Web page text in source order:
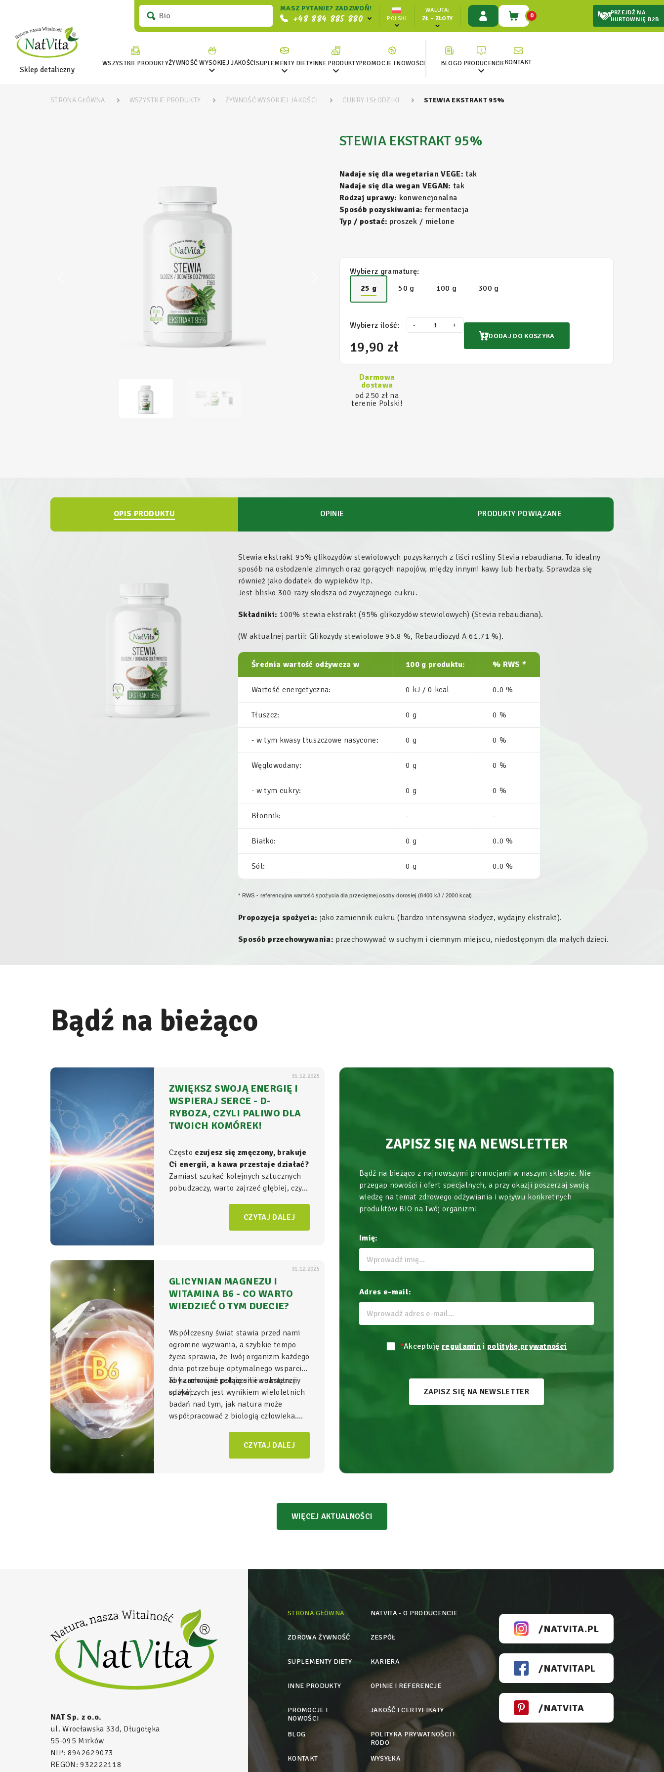
Sklep detaliczny
MASZ PYTANIE? ZADZWOŃ!
+48 884 885 880 POLSKI
WALUTA:
ZŁ - ZŁOTY
0
PRZEJDŹ NA
HURTOWNIĘ B2B
WSZYSTKIE PRODUKTYŻYWNOŚĆ WYSOKIEJ JAKOŚCI

SUPLEMENTY DIETY

INNE PRODUKTY

PROMOCJE I NOWOŚCI BLOGO PRODUCENCIE

KONTAKT
STRONA GŁÓWNA WSZYSTKIE PRODUKTY ŻYWNOŚĆ WYSOKIEJ JAKOŚCI CUKRY I SŁODZIKI STEWIA EKSTRAKT 95%
STEWIA EKSTRAKT 95%
Nadaje się dla wegetarian VEGE: tak
Nadaje się dla wegan VEGAN: tak
Rodzaj uprawy: konwencjonalna
Sposób pozyskiwania: fermentacja
Typ / postać: proszek / mielone
Wybierz gramaturę:
25 g
50 g 100 g 300 g
Wybierz ilość: - +
19,90 zł
DODAJ DO KOSZYKA
Darmowa
dostawa
od 250 zł na
terenie Polski!
OPIS PRODUKTU OPINIE PRODUKTY POWIĄZANE
Stewia ekstrakt 95% glikozydów stewiolowych pozyskanych z liści roślinyStevia rebaudiana. To idealny
sposób na osłodzenie zimnych oraz gorących napojów, między innymi kawy lub herbaty. Sprawdza się
również jako dodatek do wypieków itp.
Jest blisko 300 razy słodsza od zwyczajnego cukru.
Składniki: 100% stewia ekstrakt (95% glikozydów stewiolowych) (Stevia rebaudiana).
(W aktualnej partii: Glikozydy stewiolowe 96.8 %, Rebaudiozyd A 61.71 %).
Średnia wartość odżywcza w 100 g produktu: % RWS *
Wartość energetyczna: 0 kJ / 0 kcal 0.0 %
Tłuszcz: 0 g 0 %
- w tym kwasy tłuszczowe nasycone: 0 g 0 %
Węglowodany: 0 g 0 %
- w tym cukry: 0 g 0 %
Błonnik: - -
Białko: 0 g 0.0 %
Sól: 0 g 0.0 %
* RWS - referencyjna wartość spożycia dla przeciętnej osoby dorosłej (8400 kJ / 2000 kcal).
Propozycja spożycia: jako zamiennik cukru (bardzo intensywna słodycz, wydajny ekstrakt).
Sposób przechowywania: przechowywać w suchym i ciemnym miejscu, niedostępnym dla małych dzieci.
Bądź na bieżąco
31.12.2025
ZWIĘKSZ SWOJĄ ENERGIĘ I
WSPIERAJ SERCE - D-
RYBOZA, CZYLI PALIWO DLA
TWOICH KOMÓREK!
Często czujesz się zmęczony, brakuje
Ci energii, a kawa przestaje działać?
Zamiast szukać kolejnych sztucznych
pobudzaczy, warto zajrzeć głębiej, czyli
organizmie - tam, gdzie na poziomie
CZYTAJ DALEJ
31.12.2025
GLICYNIAN MAGNEZU I
WITAMINA B6 - CO WARTO
WIEDZIEĆ O TYM DUECIE?
Współczesny świat stawia przed nami
ogromne wyzwania, a szybkie tempo
życia sprawia, że Twój organizm każdego
dnia potrzebuje optymalnego wsparcia,
aby zachować pełnię sił i wewnętrzny
spokój.
To harmonijne połączenie substancji
odżywczych jest wynikiem wieloletnich
badań nad tym, jak natura może
współpracować z biologią człowieka.
duet, który w NatVita traktujemy jako
CZYTAJ DALEJ
ZAPISZ SIĘ NA NEWSLETTER
Bądź na bieżąco z najnowszymi promocjami w naszym sklepie. Nie
przegap nowości i ofert specjalnych, a przy okazji poszerzaj swoją
wiedzę na temat zdrowego odżywiania i wpływu konkretnych
produktów BIO na Twój organizm!
Imię:
Adres e-mail:
*Akceptujęregulamin i politykę prywatności
ZAPISZ SIĘ NA NEWSLETTER
WIĘCEJ AKTUALNOŚCI
NAT Sp. z o.o.
ul. Wrocławska 33d, Długołęka
55-095 Mirków
NIP: 8942629073
REGON: 932222118
STRONA GŁÓWNA
ZDROWA ŻYWNOŚĆ
SUPLEMENTY DIETY
INNE PRODUKTY
PROMOCJE I
NOWOŚCI
BLOG
KONTAKT
NATVITA - O PRODUCENCIE
ZESPÓŁ
KARIERA
OPINIE I REFERENCJE
JAKOŚĆ I CERTYFIKATY
POLITYKA PRYWATNOŚCI I
RODO
WYSYŁKA
/NATVITA.PL
/NATVITAPL
/NATVITA